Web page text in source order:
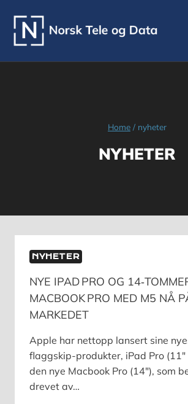
content
Home / nyheter
NYHETER
NYHETER
NYE IPAD PRO OG
MACBOOK PRO MED M5 NÅ
MARKEDET
Apple har nettopp lansert sine
flaggskip-produkter, iPad Pro (11″
den nye Macbook Pro (14″), som
drevet av…